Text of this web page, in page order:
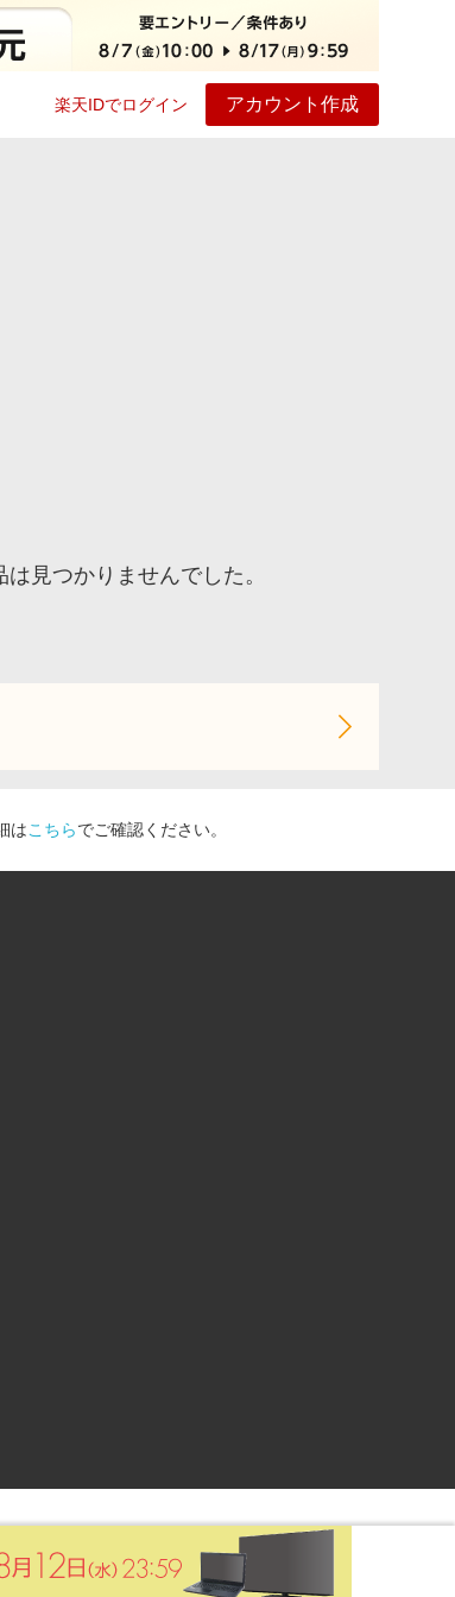
楽天IDでログイン アカウント作成
見つかりませんでした。
はこちらでご確認ください。
© Rakuten Group, Inc.